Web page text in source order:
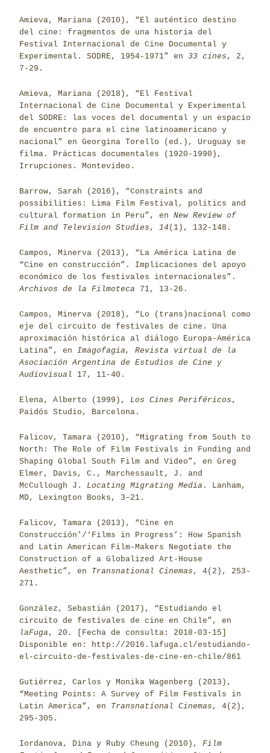
Amieva, Mariana (2010), “El auténtico destino
del cine: fragmentos de una historia del
Festival Internacional de Cine Documental y
Experimental. SODRE, 1954-1971” en 33 cines , 2,
7-29.
Amieva, Mariana (2018), “El Festival
Internacional de Cine Documental y Experimental
del SODRE: las voces del documental y un espacio
de encuentro para el cine latinoamericano y
nacional” en Georgina Torello (ed.), Uruguay se
filma. Prácticas documentales (1920-1990),
Irrupciones. Montevideo.
Barrow, Sarah (2016), “Constraints and
possibilities: Lima Film Festival, politics and
cultural formation in Peru”, en New Review of
Film and Television Studies , 14 (1), 132-148.
Campos, Minerva (2013), “La América Latina de
“Cine en construcción”. Implicaciones del apoyo
económico de los festivales internacionales”.
Archivos de la Filmoteca 71, 13-26.
Campos, Minerva (2018), “Lo (trans)nacional como
eje del circuito de festivales de cine. Una
aproximación histórica al diálogo Europa-América
Latina”, en Imagofagia, Revista virtual de la
Asociación Argentina de Estudios de Cine y
Audiovisual 17, 11-40.
Elena, Alberto (1999), Los Cines Periféricos ,
Paidós Studio, Barcelona.
Falicov, Tamara (2010), “Migrating from South to
North: The Role of Film Festivals in Funding and
Shaping Global South Film and Video”, en Greg
Elmer, Davis, C., Marchessault, J. and
McCullough J.
Locating Migrating Media . Lanham,
MD, Lexington Books, 3–21.
Falicov, Tamara (2013), “Cine en
Construcción’/‘Films in Progress’: How Spanish
and Latin American Film-Makers Negotiate the
Construction of a Globalized Art-House
Aesthetic”, en Transnational Cinemas , 4(2), 253-
271.
González, Sebastián (2017), “Estudiando el
circuito de festivales de cine en Chile”, en
laFuga , 20. [Fecha de consulta: 2018-03-15]
Disponible en: http://2016.lafuga.cl/estudiando-
el-circuito-de-festivales-de-cine-en-chile/861
Gutiérrez, Carlos y Monika Wagenberg (2013),
“Meeting Points: A Survey of Film Festivals in
Latin America”, en Transnational Cinemas , 4(2),
295-305.
Iordanova, Dina y Ruby Cheung (2010), Film